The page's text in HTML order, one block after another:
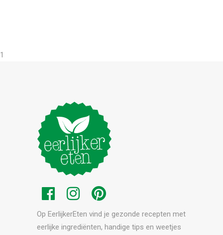
1
Op EerlijkerEten vind je gezonde recepten met
eerlijke ingrediënten, handige tips en weetjes